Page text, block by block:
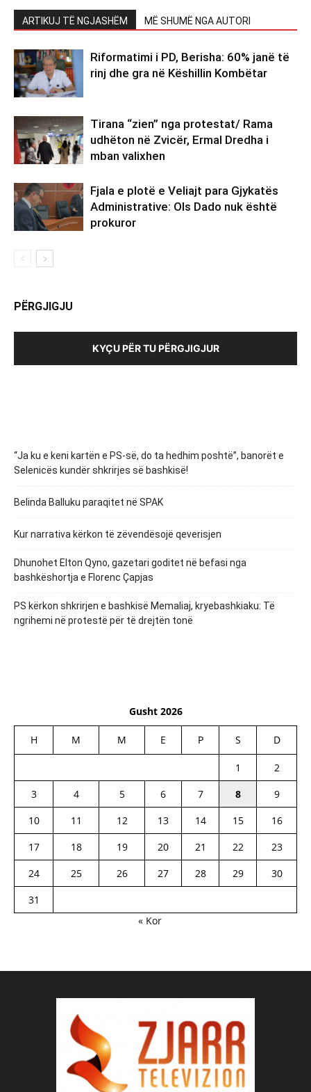
ARTIKUJ TË NGJASHËM MË SHUMË NGA AUTORI
Riformatimi i PD, Berisha: 60% janë të
rinj dhe gra në Këshillin Kombëtar
Tirana “zien” nga protestat/ Rama
udhëton në Zvicër, Ermal Dredha i
mban valixhen
Fjala e plotë e Veliajt para Gjykatës
Administrative: Ols Dado nuk është
prokuror
PËRGJIGJU
KYÇU PËR TU PËRGJIGJUR
“Ja ku e keni kartën e PS-së, do ta hedhim poshtë”, banorët e
Selenicës kundër shkrirjes së bashkisë!
Belinda Balluku paraqitet në SPAK
Kur narrativa kërkon të zëvendësojë qeverisjen
Dhunohet Elton Qyno, gazetari goditet në befasi nga
bashkëshortja e Florenc Çapjas
PS kërkon shkrirjen e bashkisë Memaliaj, kryebashkiaku: Të
ngrihemi në protestë për të drejtën tonë
Gusht 2026
H M M E P S D
1
2
3
4 5 6 7 8
9
10
11 12 13 14 15
16
17
18 19 20 21 22
23
24
25 26 27 28 29
30
31
« Kor